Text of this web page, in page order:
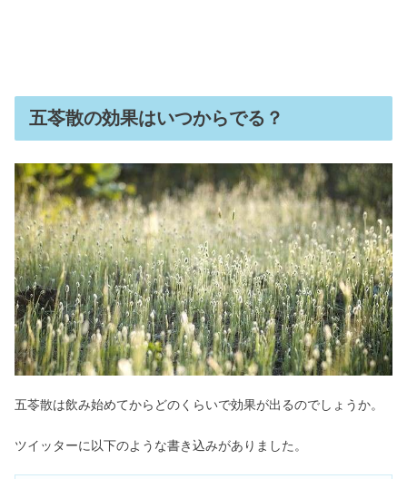
五苓散の効果はいつからでる？
五苓散は飲み始めてからどのくらいで効果が出るのでしょうか。
ツイッターに以下のような書き込みがありました。